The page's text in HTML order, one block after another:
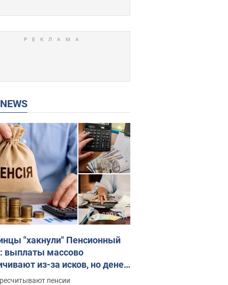
NEWS
"хакнули" Пенсионный
выплаты массово
из-за исков, но денег
пенсии